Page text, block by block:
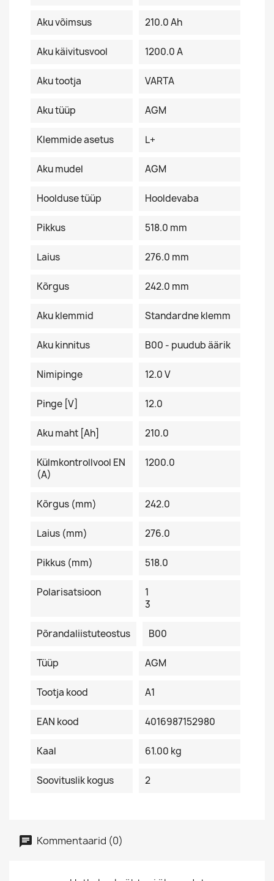
Aku võimsus 210.0 Ah
Aku käivitusvool 1200.0 A
Aku tootja VARTA
Aku tüüp AGM
Klemmide asetus L+
Aku mudel AGM
Hoolduse tüüp Hooldevaba
Pikkus 518.0 mm
Laius 276.0 mm
Kõrgus 242.0 mm
Aku klemmid Standardne klemm
Aku kinnitus B00 - puudub äärik
Nimipinge 12.0 V
Pinge [V] 12.0
Aku maht [Ah] 210.0
Külmkontrollvool EN
(A)
1200.0
Kõrgus (mm) 242.0
Laius (mm) 276.0
Pikkus (mm) 518.0
Polarisatsioon
1
3
Põrandaliistuteostus B00
Tüüp AGM
Tootja kood A1
EAN kood 4016987152980
Kaal 61.00 kg
Soovituslik kogus 2
Kommentaarid (0)